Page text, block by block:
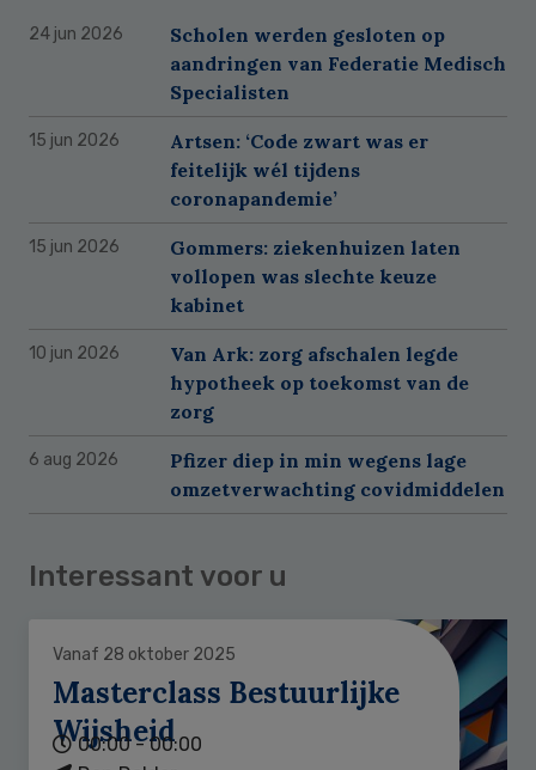
24 jun 2026
Scholen werden gesloten op
aandringen van Federatie Medisch
Specialisten
15 jun 2026
Artsen: ‘Code zwart was er
feitelijk wél tijdens
coronapandemie’
15 jun 2026
Gommers: ziekenhuizen laten
vollopen was slechte keuze
kabinet
10 jun 2026
Van Ark: zorg afschalen legde
hypotheek op toekomst van de
zorg
6 aug 2026
Pfizer diep in min wegens lage
omzetverwachting covidmiddelen
Interessant voor u
Vanaf 28 oktober 2025
Masterclass Bestuurlijke
Wijsheid
00:00 - 00:00